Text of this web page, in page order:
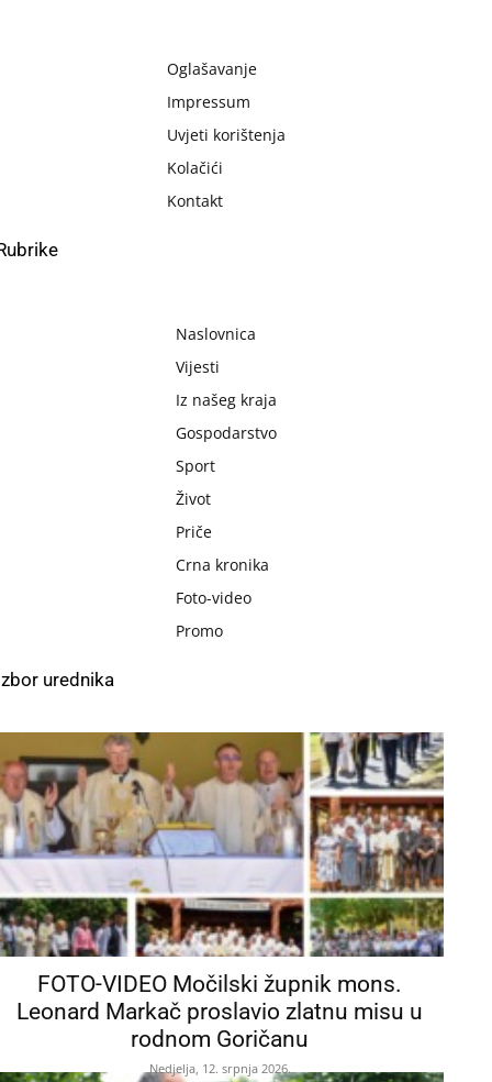
Oglašavanje
Impressum
Uvjeti korištenja
Kolačići
Kontakt
Naslovnica
Vijesti
Iz našeg kraja
Gospodarstvo
Sport
Život
Priče
Crna kronika
Foto-video
Promo
urednika
FOTO-VIDEO Močilski župnik mons.
Leonard Markač proslavio zlatnu misu u
rodnom Goričanu
Nedjelja, 12. srpnja 2026.